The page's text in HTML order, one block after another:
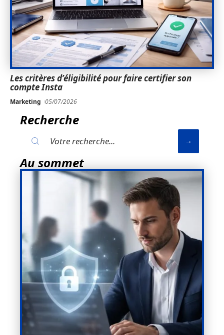
Les critères d’éligibilité pour faire certifier son
compte Insta
Marketing 05/07/2026
Recherche
Au sommet